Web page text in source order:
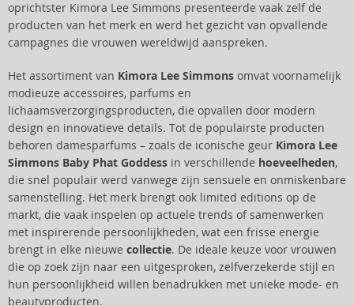
oprichtster Kimora Lee Simmons presenteerde vaak zelf de
producten van het merk en werd het gezicht van opvallende
campagnes die vrouwen wereldwijd aanspreken.
Het assortiment van Kimora Lee Simmons omvat voornamelijk
modieuze accessoires, parfums en
lichaamsverzorgingsproducten, die opvallen door modern
design en innovatieve details. Tot de populairste producten
behoren damesparfums – zoals de iconische geur Kimora Lee
Simmons Baby Phat Goddess in verschillende hoeveelheden,
die snel populair werd vanwege zijn sensuele en onmiskenbare
samenstelling. Het merk brengt ook limited editions op de
markt, die vaak inspelen op actuele trends of samenwerken
met inspirerende persoonlijkheden, wat een frisse energie
brengt in elke nieuwe collectie. De ideale keuze voor vrouwen
die op zoek zijn naar een uitgesproken, zelfverzekerde stijl en
hun persoonlijkheid willen benadrukken met unieke mode- en
beautyproducten.